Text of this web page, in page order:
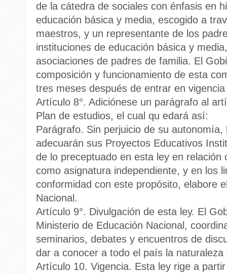
de la cátedra de sociales con énfasis en
educación básica y media, escogido a
maestros, y un representante de los
instituciones de educación básica y
asociaciones de padres de familia. El
composición y funcionamiento de esta
tres meses después de entrar en
Artículo 8°. Adiciónese un parágrafo al
Plan de estudios, el cual qu edará así:
Parágrafo. Sin perjuicio de su
adecuarán sus Proyectos Educativos
de lo preceptuado en esta ley en relación
como asignatura independiente, y en los
conformidad con este propósito, elabore
Nacional.
Artículo 9°. Divulgación de esta ley. El
Ministerio de Educación Nacional,
seminarios, debates y encuentros de
dar a conocer a todo el país la
Artículo 10. Vigencia. Esta ley rige a